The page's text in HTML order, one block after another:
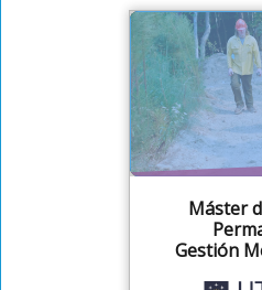
Máster
Gestión